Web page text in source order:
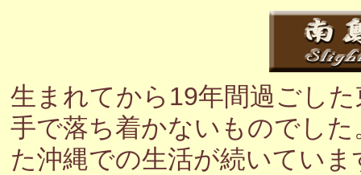
生まれてから19年間過ごし
手で落ち着かないものでし
た沖縄での生活が続いてい